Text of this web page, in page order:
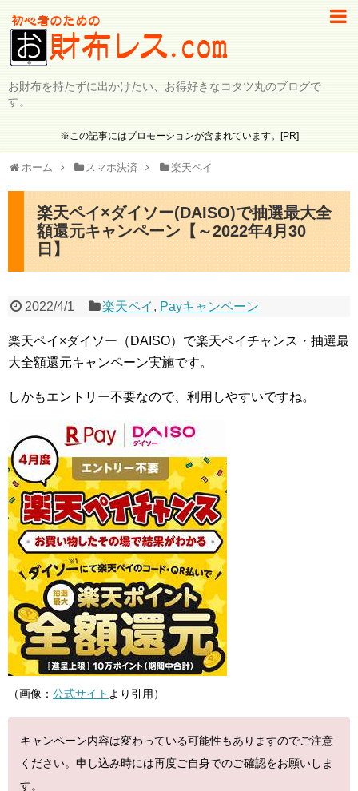
お財布を持たずに出かけたい、お得好きなコタツ丸のブログで
す。
※この記事にはプロモーションが含まれています。[PR]
ホーム スマホ決済 楽天ペイ
楽天ペイ×ダイソー(DAISO)で抽選最大全
額還元キャンペーン【～2022年4月30
日】
2022/4/1 楽天ペイ , Payキャンペーン
楽天ペイ×ダイソー（DAISO）で楽天ペイチャンス・抽選最
大全額還元キャンペーン実施です。
しかもエントリー不要なので、利用しやすいですね。
（画像： 公式サイト より引用）
キャンペーン内容は変わっている可能性もありますのでご注意
ください。申し込み時には再度ご自身でのご確認をお願いしま
す。